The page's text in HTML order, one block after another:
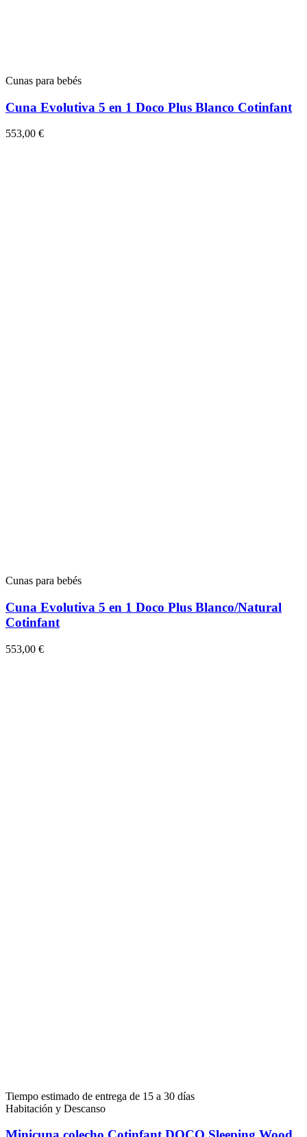
Cunas para bebés
Cuna Evolutiva 5 en 1 Doco Plus Blanco Cotinfant
553,00 €
Cunas para bebés
Cuna Evolutiva 5 en 1 Doco Plus Blanco/Natural
Cotinfant
553,00 €
Tiempo estimado de entrega de 15 a 30 días
Habitación y Descanso